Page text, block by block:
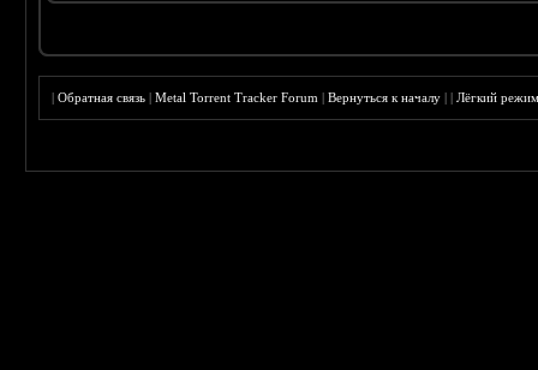
|Обратная связь |Metal Torrent Tracker Forum |Вернуться к началу ||Лёгкий